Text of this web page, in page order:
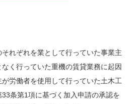
れぞれを業として行っていた事業主
く行っていた重機の賃貸業務に起因
労働者を使用して行っていた土木工
条第1項に基づく加入申請の承認を